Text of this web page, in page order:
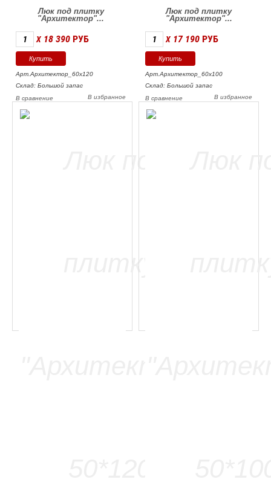
Люк под плитку
"Архитектор"...
X 18 390 РУБ
Арт.Архитектор_60х120
Склад: Большой запас
В избранное
В сравнение
Люк под плитку
"Архитектор"...
X 17 190 РУБ
Арт.Архитектор_60х100
Склад: Большой запас
В избранное
В сравнение